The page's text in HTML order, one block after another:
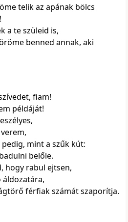
telik az apának bölcs
a te szüleid is,
benned annak, aki
fiam!
példáját!
pedig, mint a szűk kút:
belőle.
hogy rabul ejtsen,
férfiak számát szaporítja.